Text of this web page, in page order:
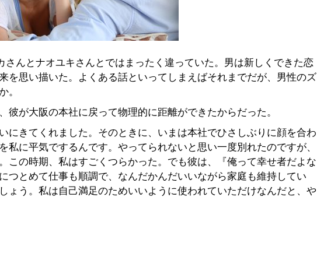
さんとナオユキさんとではまったく違っていた。男は新しくできた恋
を思い描いた。よくある話といってしまえばそれまでだが、男性のズ
。
が大阪の本社に戻って物理的に距離ができたからだった。
にきてくれました。そのときに、いまは本社でひさしぶりに顔を合わ
に平気でするんです。やってられないと思い一度別れたのですが、
この時期、私はすごくつらかった。でも彼は、『俺って幸せ者だよな
つとめて仕事も順調で、なんだかんだいいながら家庭も維持してい
う。私は自己満足のためいいように使われていただけなんだと、や